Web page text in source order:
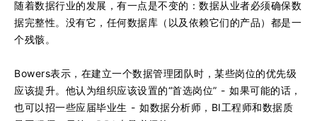
随着数据行业的发展，有一点是不变的：数据从业者必须确保数
据完整性。没有它，任何数据库（以及依赖它们的产品）都是一
个残骸。
Bowers表示，在建立一个数据管理团队时，某些岗位的优先级
应该提升。他认为组织应该设置的“首选岗位” - 如果可能的话，
也可以招一些应届毕业生 - 如数据分析师，BI工程师和数据质